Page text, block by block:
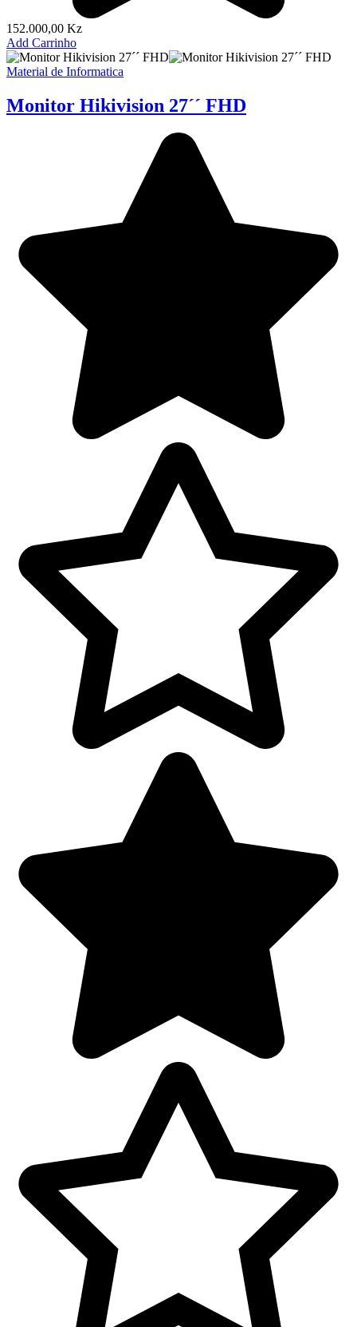
152.000,00 Kz
Add Carrinho
Material de Informatica
Monitor Hikivision 27´´ FHD